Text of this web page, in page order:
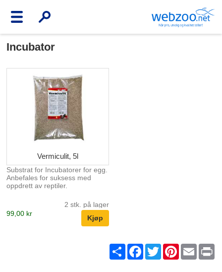
Incubator
Vermiculit, 5l
Substrat for Incubatorer for egg.
Anbefales for suksess med
oppdrett av reptiler.
2 stk. på lager
99,00 kr
ShareFacebook
TwitterPinterest
Email